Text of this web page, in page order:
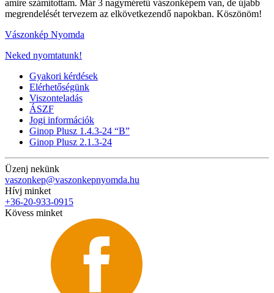
amire számítottam. Már 3 nagyméretű vászonképem van, de újabb
megrendelését tervezem az elkövetkezendő napokban. Köszönöm!
Vászonkép Nyomda
Neked nyomtatunk!
Gyakori kérdések
Elérhetőségünk
Viszonteladás
ÁSZF
Jogi információk
Ginop Plusz 1.4.3-24 “B”
Ginop Plusz 2.1.3-24
Üzenj nekünk
vaszonkep@vaszonkepnyomda.hu
Hívj minket
+36-20-933-0915
Kövess minket